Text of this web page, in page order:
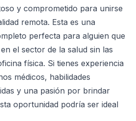
y comprometido para unirse
remota. Esta es una
perfecta para alguien que
el sector de la salud sin las
física. Si tienes experiencia
médicos, habilidades
y una pasión por brindar
oportunidad podría ser ideal